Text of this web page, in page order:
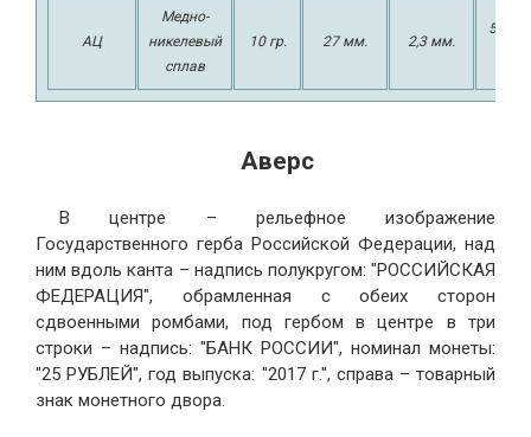
АЦ
Медно-
никелевый
сплав
10 гр. 27 мм. 2,3 мм.
50000
Аверс
В центре – рельефное изображение
Государственного герба Российской Федерации, над
ним вдоль канта – надпись полукругом: "РОССИЙСКАЯ
ФЕДЕРАЦИЯ", обрамленная с обеих сторон
сдвоенными ромбами, под гербом в центре в три
строки – надпись: "БАНК РОССИИ", номинал монеты:
"25 РУБЛЕЙ", год выпуска: "2017 г.", справа – товарный
знак монетного двора.